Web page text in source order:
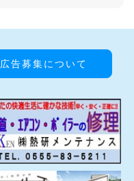
広告募集について